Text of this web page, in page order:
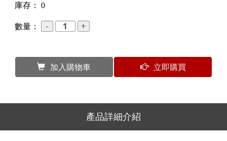
庫存： 0
數量：
加入購物車 立即購買
產品詳細介紹